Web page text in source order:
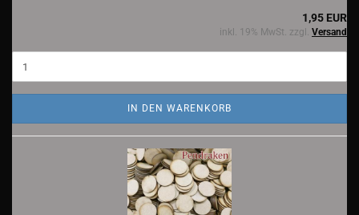
1,95 EUR
inkl. 19% MwSt. zzgl. Versand
IN DEN WARENKORB